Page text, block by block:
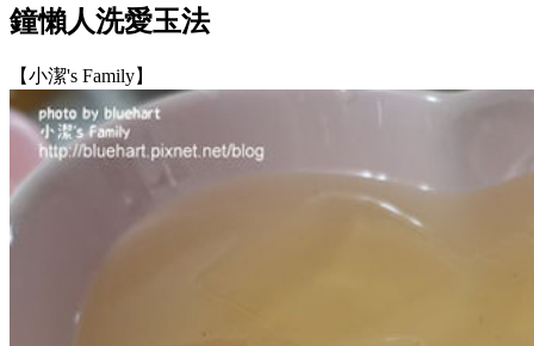
鐘懶人洗愛玉法
【小潔's Family】